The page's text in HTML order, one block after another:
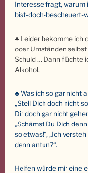
Interesse fragt, warum
bist-doch-bescheuert-
♣ Leider bekomme ich
oder Umständen selbst
Schuld … Dann flüchte
Alkohol.
♣ Was ich so gar nicht
„Stell Dich doch nicht
Dir doch gar nicht
„Schämst Du Dich
so etwas!“, „Ich
denn antun?“.
Helfen würde mir eine